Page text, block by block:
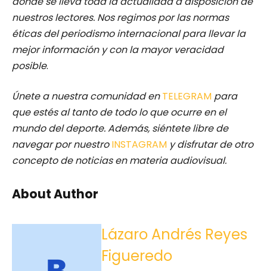
nuestros lectores. Nos regimos por las normas
éticas del periodismo internacional para llevar la
mejor información y con la mayor veracidad
posible.
Únete a nuestra comunidad enTELEGRAM para
que estés al tanto de todo lo que ocurre en el
mundo del deporte. Además, siéntete libre de
navegar por nuestro INSTAGRAM y disfrutar de otro
concepto de noticias en materia audiovisual.
About Author
Lázaro Andrés Reyes
Figueredo